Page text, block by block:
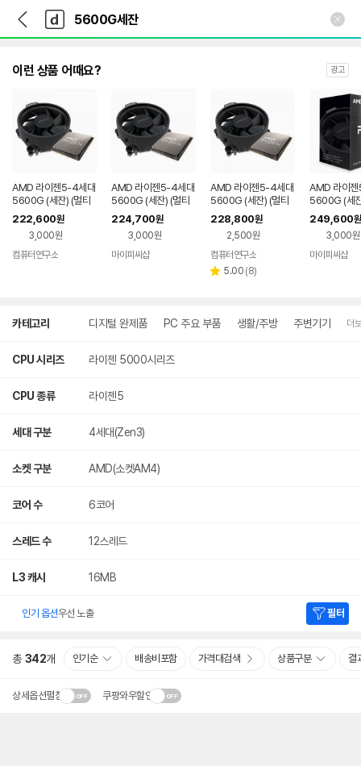
다
나
와
가
다
와
인
이런 상품 어때요? 광고
AMD 라이젠5-4세대
5600G (세잔) (멀티
팩 정품)
222,600원
3,000원
컴퓨터연구소
AMD 라이젠5-4세대
5600G (세잔) (멀티
팩 정품)
224,700원
3,000원
마이피씨샵
AMD 라이젠5-4세대
5600G (세잔) (멀티
팩)
228,800원
2,500원
컴퓨터연구소
별 5.00 리
(8)
AMD 라이
5600G (세
/ M
249,600원
3,000원
마이피씨샵
카테고리 디지털 완제품 PC 주요 부품 생활/주방 주변기기 더
CPU 시리즈 라이젠 5000시리즈
CPU 종류 라이젠5
세대 구분 4세대(Zen3)
소켓 구분 AMD(소켓AM4)
코어 수 6코어
스레드 수 12스레드
L3 캐시 16MB
인기 옵션우선 노출 필터
총 342개 인기순 배송비포함 가격대검색 상품구분 결
상세옵션펼침 쿠팡와우할인